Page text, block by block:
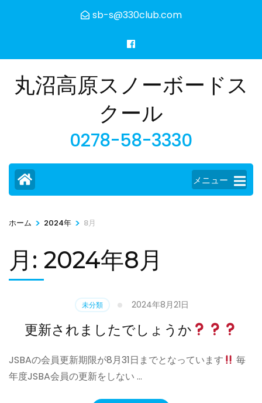
ン
(Enter
す)
sb-s@330club.com
丸沼高原スノーボードス
クール
0278-58-3330
メニュー
ホーム > 2024年 > 8月
月: 2024年8月
未分類 2024年8月21日
更新されましたでしょうか
JSBAの会員更新期限が8月31日までとなっています
毎
年度JSBA会員の更新をしない …